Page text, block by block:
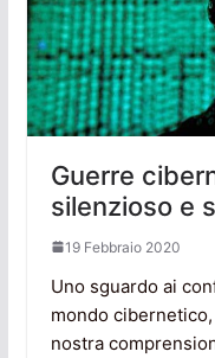
Guerre
silenzioso e
19 Febbraio 2020
Uno sguardo ai
mondo
nostra